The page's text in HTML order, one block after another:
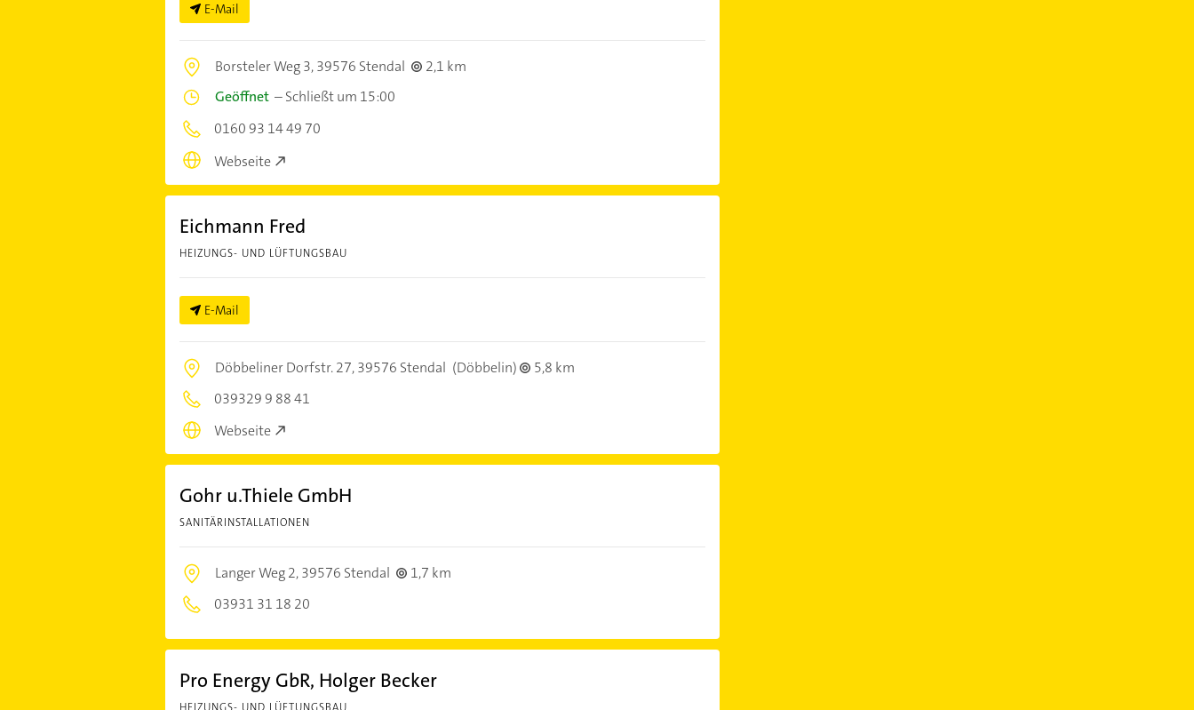
E-Mail
Borsteler Weg 3,39576 Stendal
2,1 km
Geöffnet–Schließt um 15:00
0160 93 14 49 70
Webseite
Eichmann Fred
HEIZUNGS- UND LÜFTUNGSBAU
E-Mail
Döbbeliner Dorfstr. 27,39576 Stendal (Döbbelin)
5,8 km
039329 9 88 41
Webseite
Gohr u.Thiele GmbH
SANITÄRINSTALLATIONEN
Langer Weg 2,39576 Stendal
1,7 km
03931 31 18 20
Pro Energy GbR, Holger Becker